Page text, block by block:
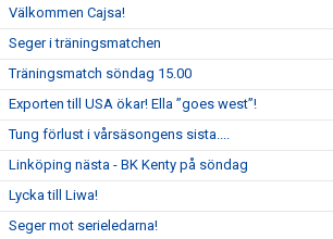
Välkommen Cajsa!
Seger i träningsmatchen
Träningsmatch söndag 15.00
Exporten till USA ökar! Ella ”goes west”!
Tung förlust i vårsäsongens sista....
Linköping nästa - BK Kenty på söndag
Lycka till Liwa!
Seger mot serieledarna!